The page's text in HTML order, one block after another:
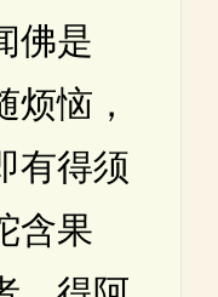
是
恼，
有得须
含果